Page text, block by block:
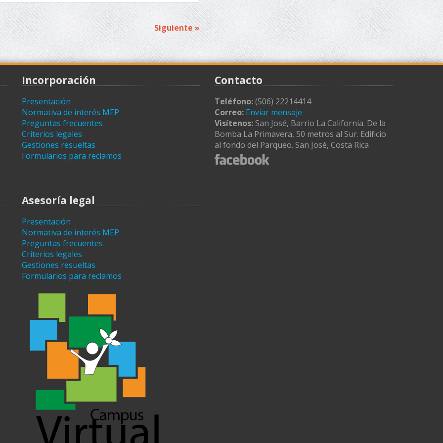
Siguiente »
Incorporación
Presentación
Normativa de interés MEP
Preguntas frecuentes
Criterios legales
Gestiones resueltas
Formularios para reclamos
Contacto
Teléfono:(506) 22214414
Correo: Enviar mensaje
Visítenos: San José, Barrio La California. De la
Bomba La Primavera, 50 metros al Sur. Edificio
al fondo del Parqueo. San José, Costa Rica
Asesoría legal
Presentación
Normativa de interés MEP
Preguntas frecuentes
Criterios legales
Gestiones resueltas
Formularios para reclamos